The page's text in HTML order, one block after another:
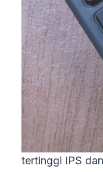
Dalam dunia
atau IPS
selama satu
perhitungan
jumlah SKS
didapatkan dari
semester yang
tertinggi IPS